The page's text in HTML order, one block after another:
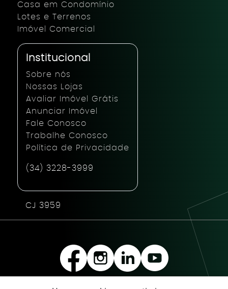
Casa em Condomínio
Lotes e Terrenos
Imóvel Comercial
Institucional
Sobre nós
Nossas Lojas
Avaliar Imóvel Grátis
Anunciar Imóvel
Fale Conosco
Trabalhe Conosco
Política de Privacidade
(34) 3228-3999
CJ 3959